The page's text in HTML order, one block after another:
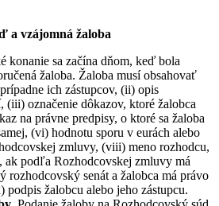
a vzájomná žaloba
konanie sa začína dňom, keď bola
žaloba. Žaloba musí obsahovať
ich zástupcov, (ii) opis
(iii) označenie dôkazov, ktoré žalobca
na právne predpisy, o ktoré sa žaloba
(vi) hodnotu sporu v eurách alebo
zmluvy, (viii) meno rozhodcu,
ak podľa Rozhodcovskej zmluvy má
rozhodcovský senát a žalobca má právo
žalobcu alebo jeho zástupcu.